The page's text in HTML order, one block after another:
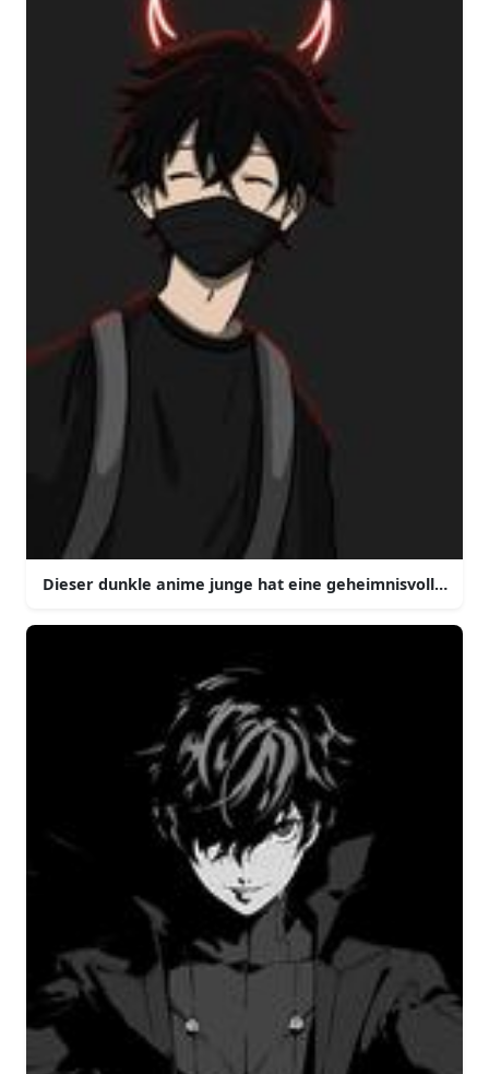
Dieser dunkle anime junge hat eine geheimnisvolle